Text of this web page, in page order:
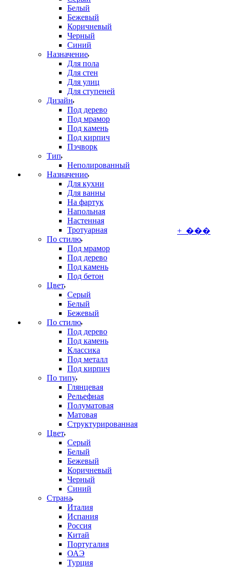
Белый
Бежевый
Коричневый
Черный
Синий
Назначение
Для пола
Для стен
Для улиц
Для ступеней
Дизайн
Под дерево
Под мрамор
Под камень
Под кирпич
Пэчворк
Тип
Неполированный
Назначение
Для кухни
Для ванны
На фартук
Напольная
Настенная
Тротуарная
По стилю
Под мрамор
Под дерево
Под камень
Под бетон
Цвет
Серый
Белый
Бежевый
По стилю
Под дерево
Под камень
Классика
Под металл
Под кирпич
По типу
Глянцевая
Рельефная
Полуматовая
Матовая
Структурированная
Цвет
Серый
Белый
Бежевый
Коричневый
Черный
Синий
Страна
Италия
Испания
Россия
Китай
Португалия
ОАЭ
Турция
+ ���